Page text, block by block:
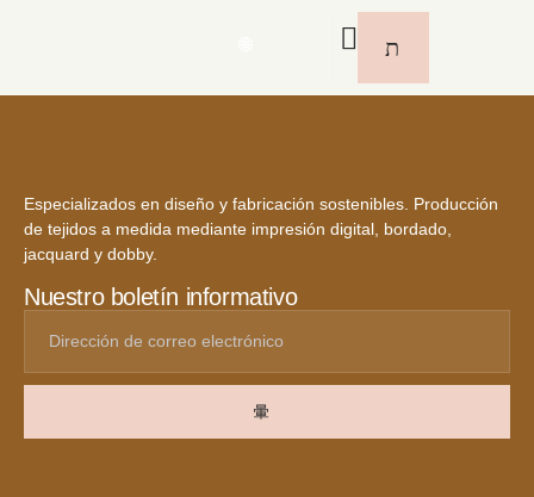
Especializados en diseño y fabricación sostenibles. Producción
de tejidos a medida mediante impresión digital, bordado,
jacquard y dobby.
Nuestro boletín informativo